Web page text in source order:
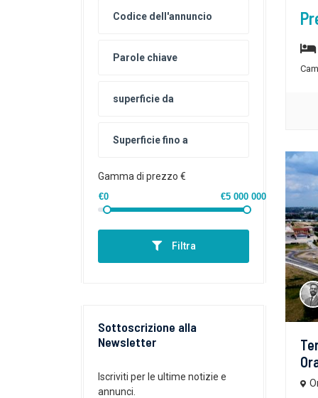
Gamma di prezzo €
€0 €5 000 000
Filtra
Sottoscrizione alla
Newsletter
Iscriviti per le ultime notizie e
annunci.